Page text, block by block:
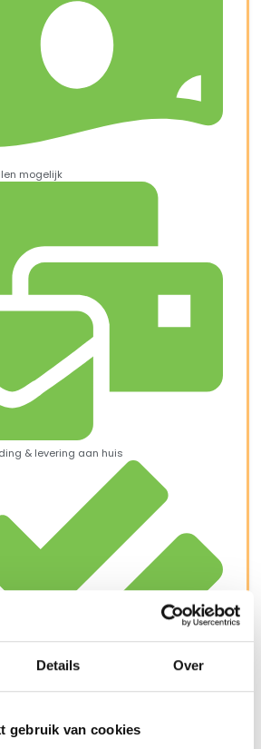
Details Over
gebruik van cookies
mogelijk
& levering aan huis